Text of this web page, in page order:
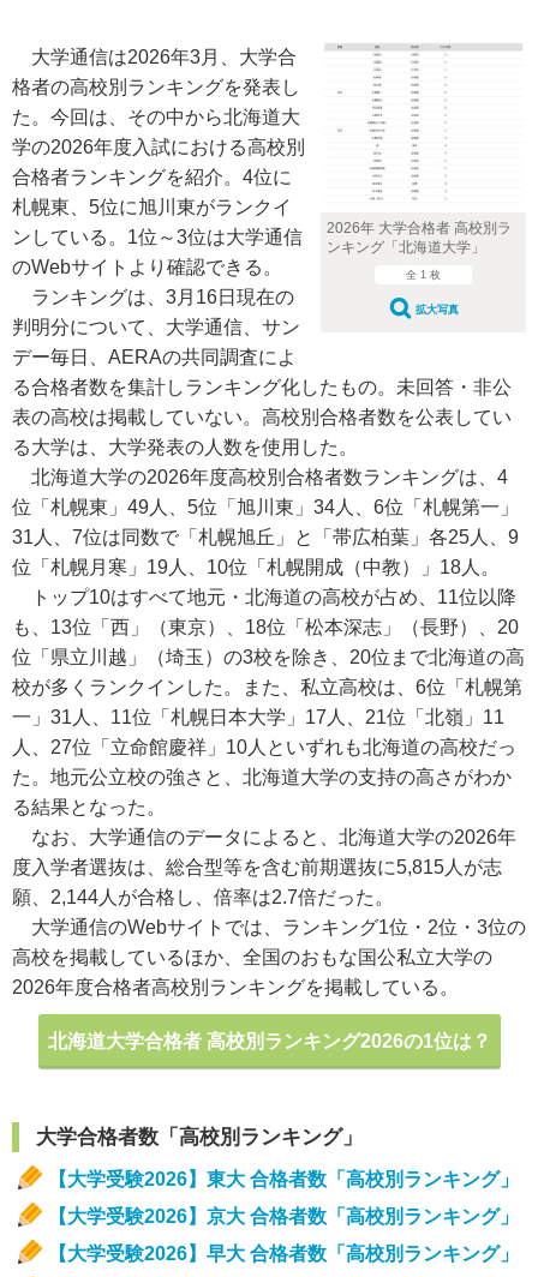
2026年 大学合格者 高校別ラ
ンキング「北海道大学」
全 1 枚
拡大写真
大学通信は2026年3月、大学合
格者の高校別ランキングを発表し
た。今回は、その中から北海道大
学の2026年度入試における高校別
合格者ランキングを紹介。4位に
札幌東、5位に旭川東がランクイ
ンしている。1位～3位は大学通信
のWebサイトより確認できる。
ランキングは、3月16日現在の
判明分について、大学通信、サン
デー毎日、AERAの共同調査によ
る合格者数を集計しランキング化したもの。未回答・非公
表の高校は掲載していない。高校別合格者数を公表してい
る大学は、大学発表の人数を使用した。
北海道大学の2026年度高校別合格者数ランキングは、4
位「札幌東」49人、5位「旭川東」34人、6位「札幌第一」
31人、7位は同数で「札幌旭丘」と「帯広柏葉」各25人、9
位「札幌月寒」19人、10位「札幌開成（中教）」18人。
トップ10はすべて地元・北海道の高校が占め、11位以降
も、13位「西」（東京）、18位「松本深志」（長野）、20
位「県立川越」（埼玉）の3校を除き、20位まで北海道の高
校が多くランクインした。また、私立高校は、6位「札幌第
一」31人、11位「札幌日本大学」17人、21位「北嶺」11
人、27位「立命館慶祥」10人といずれも北海道の高校だっ
た。地元公立校の強さと、北海道大学の支持の高さがわか
る結果となった。
なお、大学通信のデータによると、北海道大学の2026年
度入学者選抜は、総合型等を含む前期選抜に5,815人が志
願、2,144人が合格し、倍率は2.7倍だった。
大学通信のWebサイトでは、ランキング1位・2位・3位の
高校を掲載しているほか、全国のおもな国公私立大学の
2026年度合格者高校別ランキングを掲載している。
北海道大学合格者 高校別ランキング2026の1位は？
大学合格者数「高校別ランキング」
【大学受験2026】東大 合格者数「高校別ランキング」
【大学受験2026】京大 合格者数「高校別ランキング」
【大学受験2026】早大 合格者数「高校別ランキング」